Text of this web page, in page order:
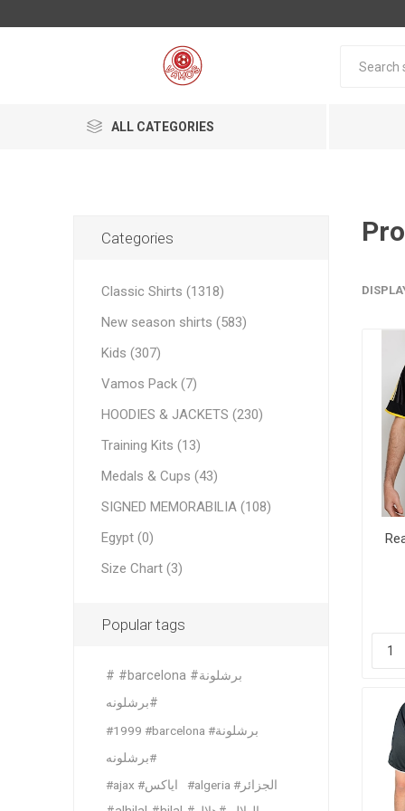
ALL CATEGORIES
France
England
Spain
Saudi
France
England
Saudi
Categories
Classic Shirts (1318)
New season shirts (583)
Kids (307)
Vamos Pack (7)
HOODIES & JACKETS (230)
Training Kits (13)
Medals & Cups (43)
SIGNED MEMORABILIA (108)
Egypt (0)
Size Chart (3)
Popular tags
# #barcelona #برشلونة
#برشلونه
#1999 #barcelona #برشلونة
#برشلونه
#ajax #اياكس
#algeria #الجزائر